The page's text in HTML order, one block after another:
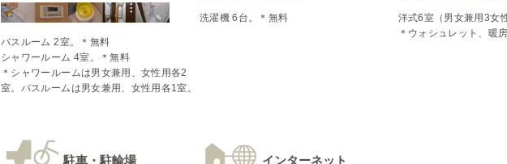
バスルーム 2室。＊無料
シャワールーム 4室。＊無料
＊シャワールームは男女兼用、女性用各2
室。バスルームは男女兼用、女性用各1室。
洋式6室（男女兼用3女
＊ウォシュレット、暖
駐車・駐輪場 インターネット